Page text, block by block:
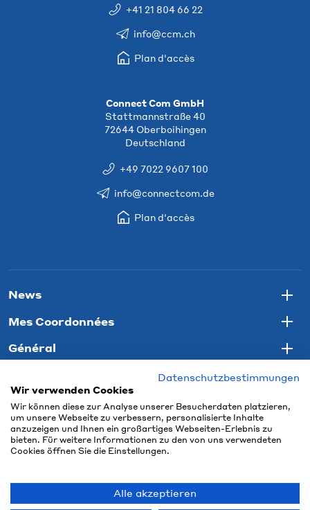
+41 21 804 66 22
info@ccm.ch
Plan d'accès
Connect Com GmbH
Stattmannstraße 40
72644 Oberboihingen
Deutschland
+49 7022 9607 100
info@connectcom.de
Plan d'accès
News
Mes Coordonnées
Général
Datenschutzbestimmungen
Wir verwenden Cookies
Wir können diese zur Analyse unserer Besucherdaten platzieren,
um unsere Webseite zu verbessern, personalisierte Inhalte
anzuzeigen und Ihnen ein großartiges Webseiten-Erlebnis zu
bieten. Für weitere Informationen zu den von uns verwendeten
Cookies öffnen Sie die Einstellungen.
Alle akzeptieren